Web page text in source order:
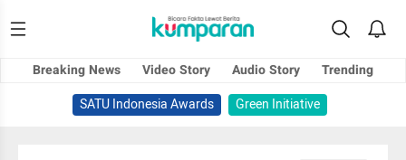
Breaking News Video Story Audio Story
Trending
SATU Indonesia Awards
Green Initiative